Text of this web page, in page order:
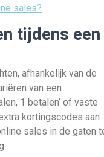
sales?
tijdens een
afhankelijk van de
van een
1 betalen’ of vaste
kortingscodes aan
sales in de gaten